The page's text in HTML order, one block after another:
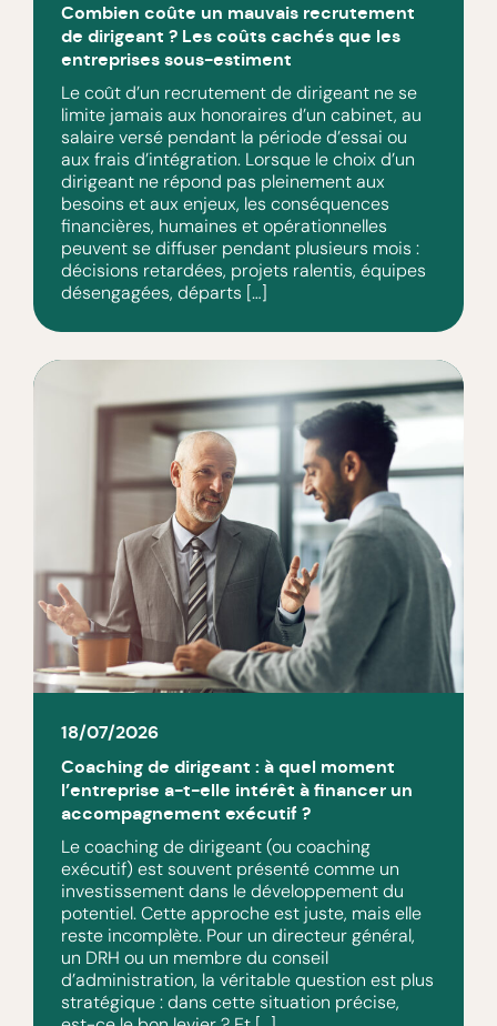
Combien coûte un mauvais recrutement
de dirigeant ? Les coûts cachés que les
entreprises sous-estiment
Le coût d’un recrutement de dirigeant ne se
limite jamais aux honoraires d’un cabinet, au
salaire versé pendant la période d’essai ou
aux frais d’intégration. Lorsque le choix d’un
dirigeant ne répond pas pleinement aux
besoins et aux enjeux, les conséquences
financières, humaines et opérationnelles
peuvent se diffuser pendant plusieurs mois :
décisions retardées, projets ralentis, équipes
désengagées, départs […]
18/07/2026
Coaching de dirigeant : à quel moment
l’entreprise a-t-elle intérêt à financer un
accompagnement exécutif ?
Le coaching de dirigeant (ou coaching
exécutif) est souvent présenté comme un
investissement dans le développement du
potentiel. Cette approche est juste, mais elle
reste incomplète. Pour un directeur général,
un DRH ou un membre du conseil
d’administration, la véritable question est plus
stratégique : dans cette situation précise,